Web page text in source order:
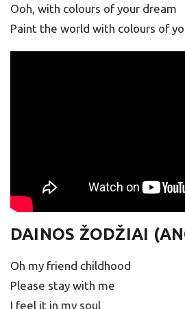
Ooh, with colours of your dream
Paint the world with colours of
DAINOS ŽODŽIAI
Oh my friend childhood
Please stay with me
I feel it in my soul